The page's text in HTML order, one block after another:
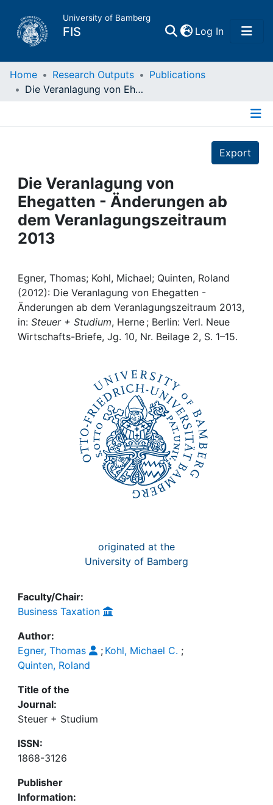
University of Bamberg
FIS Log In(current)
Home
Projects
People
Institutions
Awards
My FIS
Help
Home Research Outputs
Publications
Die Veranlagung von Ehegatten - Änderungen ab dem Veranlagungszeitraum 2013
Export
Die Veranlagung von
Ehegatten - Änderungen ab
dem Veranlagungszeitraum
2013
Egner, Thomas; Kohl, Michael; Quinten, Roland
(2012): Die Veranlagung von Ehegatten -
Änderungen ab dem Veranlagungszeitraum 2013,
in: Steuer + Studium, Herne ; Berlin: Verl. Neue
Wirtschafts-Briefe, Jg. 10, Nr. Beilage 2, S. 1–15.
originated at the
University of Bamberg
Faculty/Chair:
Business Taxation
Author:
Egner, Thomas
; Kohl, Michael C. ;
Quinten, Roland
Title of the
Journal:
Steuer + Studium
ISSN:
1868-3126
Publisher
Information: